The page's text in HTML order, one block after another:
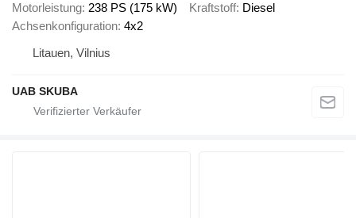
Motorleistung 238 PS (175 kW) Kraftstoff Diesel
Achsenkonfiguration 4x2
Litauen, Vilnius
UAB SKUBA